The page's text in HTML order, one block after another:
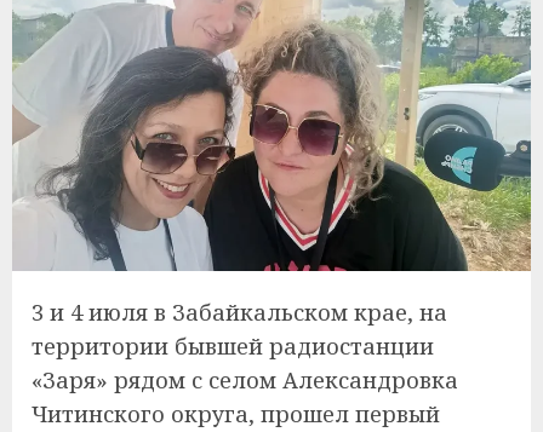
3 и 4 июля в Забайкальском крае, на
территории бывшей радиостанции
«Заря» рядом с селом Александровка
Читинского округа, прошел первый